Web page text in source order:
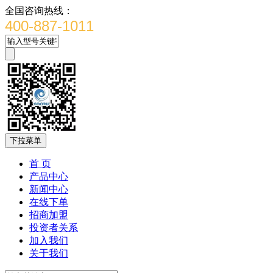
全国咨询热线：
400-887-1011
下拉菜单
首 页
产品中心
新闻中心
在线下单
招商加盟
投资者关系
加入我们
关于我们